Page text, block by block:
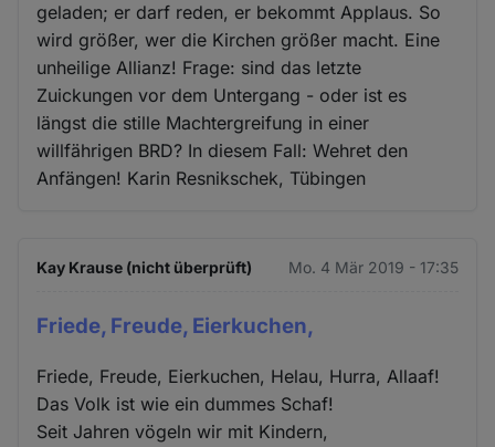
geladen; er darf reden, er bekommt Applaus. So
wird größer, wer die Kirchen größer macht. Eine
unheilige Allianz! Frage: sind das letzte
Zuickungen vor dem Untergang - oder ist es
längst die stille Machtergreifung in einer
willfährigen BRD? In diesem Fall: Wehret den
Anfängen! Karin Resnikschek, Tübingen
Kay Krause (nicht überprüft) Mo. 4 Mär 2019 - 17:35
Friede, Freude, Eierkuchen,
Friede, Freude, Eierkuchen, Helau, Hurra, Allaaf!
Das Volk ist wie ein dummes Schaf!
Seit Jahren vögeln wir mit Kindern,